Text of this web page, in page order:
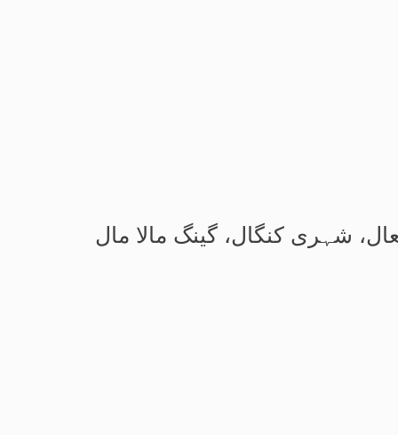
شہری کنگال، گینگ مالا مال